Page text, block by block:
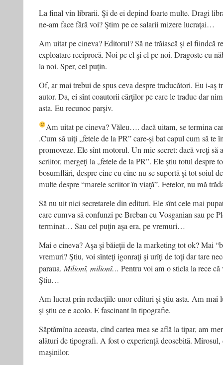
La final vin librarii. Şi de ei depind foarte multe. Dragi
ne-am face fără voi? Ştim pe ce salarii mizere lucraţai…
Am uitat pe cineva? Editorul? Să ne trăiască şi el fiindcă
exploatare reciprocă. Noi pe el şi el pe noi. Dragoste cu
la noi. Sper, cel puţin.
Of, ar mai trebui de spus ceva despre traducători. Eu i-aş
autor. Da, ei sînt coautorii cărţilor pe care le traduc dar
asta. Eu recunoc parşiv.
Am uitat pe cineva? Văleu…. dacă uitam, se termina
.Cum să uiţi „fetele de la PR” care-şi bat capul cum să te
promoveze. Ele sînt motorul. Un mic secret: dacă vreţi să
scriitor, mergeţi la „fetele de la PR”. Ele ştiu totul despre
bosumflări, despre cine cu cine nu se suportă şi tot soiul
multe despre “marele scriitor în viaţă”. Fetelor, nu mă
Să nu uit nici secretarele din edituri. Ele sînt cele mai
care cumva să confunzi pe Breban cu Vosganian sau pe
terminat… Sau cel puţin aşa era, pe vremuri…
Mai e cineva? Aşa şi băieţii de la marketing tot ok? Mai
vremuri? Ştiu, voi sînteţi igonraţi şi urîţi de toţi dar tare
paraua. Milionî, milionî… Pentru voi am o sticla la rece
Ştiu…
Am lucrat prin redacţiile unor edituri şi ştiu asta. Am mai
şi ştiu ce e acolo. E fascinant în tipografie.
Săptămîna aceasta, cînd cartea mea se află la tipar, am
alături de tipografi. A fost o experienţă deosebită.
maşinilor.